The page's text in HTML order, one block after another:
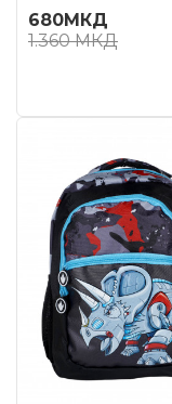
680МКД
1.360МКД